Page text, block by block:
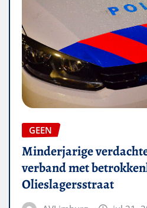
GEEN
Minderjarige
verband met
Olieslagersstraat